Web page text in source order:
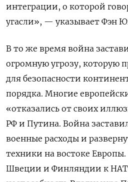
интеграции, о которой
угасли», — указывает Фэн
В то же время война
огромную угрозу, которую
для безопасности
порядка. Многие
«отказались от своих
РФ и Путина. Война
военные расходы и
техники на востоке
Швеции и Финляндии к